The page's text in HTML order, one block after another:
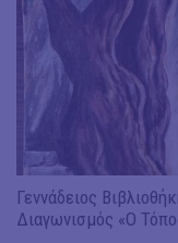
Γεννάδειος
Διαγωνισμός «Ο